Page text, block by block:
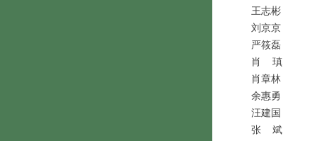
王志彬
刘京京
严筱磊
肖
瑱
肖章林
余惠勇
汪建国
张
斌